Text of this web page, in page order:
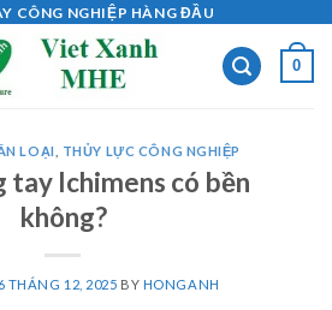
CÔNG NGHIỆP HÀNG ĐẦU
0
LOẠI THỦY LỰC CÔNG NGHIỆP
tay Ichimens có bền
không?
THÁNG 12, 2025 BY HONGANH